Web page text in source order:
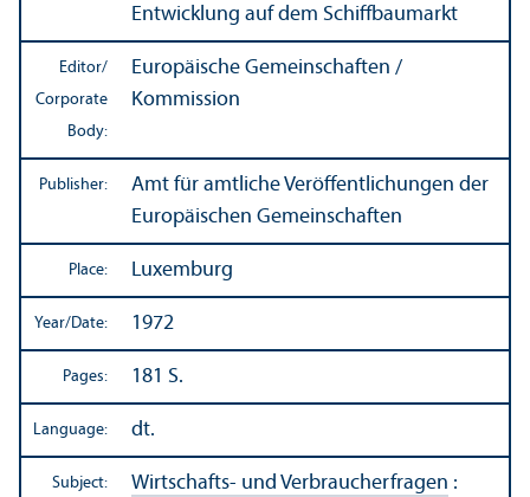
Entwicklung auf dem Schiffbaumarkt
Editor/
Corporate
Body:
Europäische Gemeinschaften /
Kommission
Publisher:
Amt für amtliche Veröffentlichungen der
Europäischen Gemeinschaften
Place: Luxemburg
Year/Date: 1972
Pages: 181 S.
Language: dt.
Subject: Wirtschafts- und Verbraucherfragen :